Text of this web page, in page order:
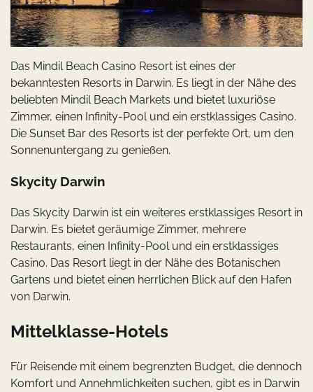
Das Mindil Beach Casino Resort ist eines der
bekanntesten Resorts in Darwin. Es liegt in der Nähe des
beliebten Mindil Beach Markets und bietet luxuriöse
Zimmer, einen Infinity-Pool und ein erstklassiges Casino.
Die Sunset Bar des Resorts ist der perfekte Ort, um den
Sonnenuntergang zu genießen.
Skycity Darwin
Das Skycity Darwin ist ein weiteres erstklassiges Resort in
Darwin. Es bietet geräumige Zimmer, mehrere
Restaurants, einen Infinity-Pool und ein erstklassiges
Casino. Das Resort liegt in der Nähe des Botanischen
Gartens und bietet einen herrlichen Blick auf den Hafen
von Darwin.
Mittelklasse-Hotels
Für Reisende mit einem begrenzten Budget, die dennoch
Komfort und Annehmlichkeiten suchen, gibt es in Darwin